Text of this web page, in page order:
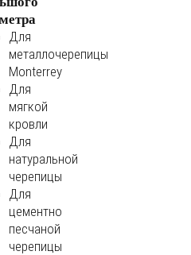
Для
металлочерепицы
Monterrey
Для
мягкой
кровли
Для
натуральной
черепицы
Для
цементно
песчаной
черепицы